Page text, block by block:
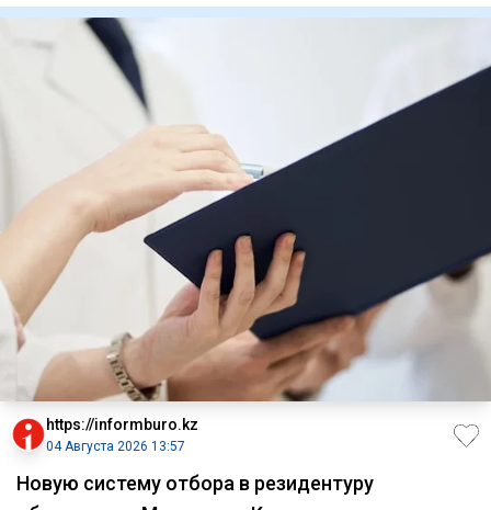
https://informburo.kz
04 Августа 2026 13:57
Новую систему отбора в резидентуру